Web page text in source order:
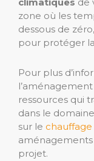
zone où les
dessous de
pour protéger
Pour plus
ressources qui
dans le
sur le chauffage
projet.